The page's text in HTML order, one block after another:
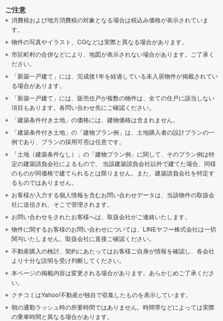
ご注意
消費税および地方消費税の対象となる場合は税込み価格が表示されていま
す。
物件の写真やイラスト、CGなどは実際と異なる場合があります。
市区町村の合併などにより、地図が表示されない場合があります。ご了承く
ださい。
「新築一戸建て」には、完成後1年を経過している未入居物件が掲載されてい
る場合があります。
「新築一戸建て」には、販売住戸が複数の物件は、全ての住戸に該当しない
項目もあります。各問い合わせ先にご確認ください。
「建築条件付き土地」の価格には、建物価格は含まれません。
「建築条件付き土地」の「建物プラン例」は、土地購入者の設計プランの一
例であり、プランの採用可否は任意です。
「土地（建築条件なし）」の「建物プラン例」に関して、そのプラン例は特
定の建築請負会社によるもので、 当該建築請負会社以外で建てた場合、同様
のものが同価格で建てられるとは限りません。また、建築請負会社を特定す
るものではありません。
お客様が入力する個人情報を含むお問い合わせデータは、当該物件の取扱会
社に送信され、そこで管理されます。
お問い合わせをされたお客様へは、取扱会社がご連絡いたします。
物件に関するお客様のお問い合わせについては、LINEヤフー株式会社は一切
関与いたしません。取扱会社に直接ご確認ください。
不動産購入の検討、契約にあたってはお客様ご自身が情報を確認し、各会社
より十分な説明を受け判断してください。
本ページの掲載内容は変更される場合があります。あらかじめご了承くださ
い。
クチコミはYahoo!不動産が独自で収集したものを表示しています。
朝の通勤ラッシュ時の所要時間ではありません。時間帯などによっては実際
の乗車時間と異なる場合があります。